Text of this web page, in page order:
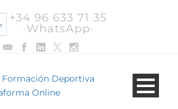
+34 96 633 71 35
·WhatsApp·